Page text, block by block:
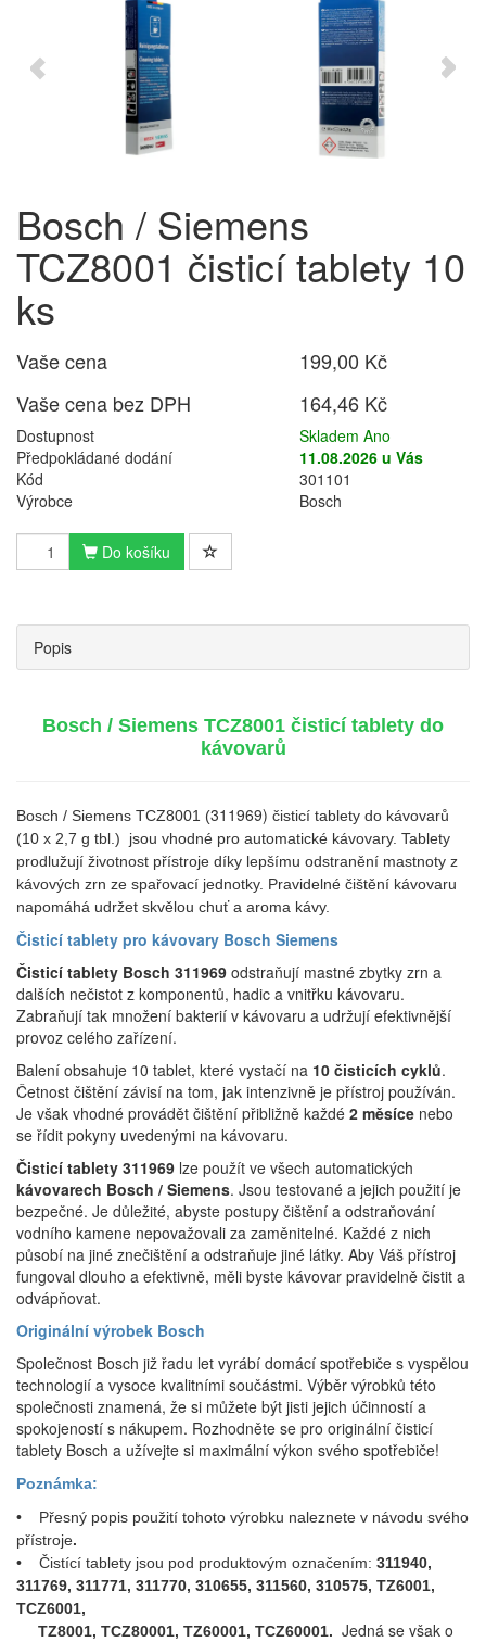
Bosch / Siemens
TCZ8001 čisticí tablety 10
ks
Vaše cena
199,00 Kč
Vaše cena bez DPH
164,46 Kč
Dostupnost
Skladem Ano
Předpokládané dodání
11.08.2026 u Vás
Kód
301101
Výrobce
Bosch
Do košíku
Popis
Bosch / Siemens TCZ8001 čisticí tablety do
kávovarů
Bosch / Siemens TCZ8001 (311969) čisticí tablety do kávovarů
(10 x 2,7 g tbl.) jsou vhodné pro automatické kávovary. Tablety
prodlužují životnost přístroje díky lepšímu odstranění mastnoty z
kávových zrn ze spařovací jednotky. Pravidelné čištění kávovaru
napomáhá udržet skvělou chuť a aroma kávy.
Čisticí tablety pro kávovary Bosch Siemens
Čisticí tablety Bosch 311969 odstraňují mastné zbytky zrn a
dalších nečistot z komponentů, hadic a vnitřku kávovaru.
Zabraňují tak množení bakterií v kávovaru a udržují efektivnější
provoz celého zařízení.
Balení obsahuje 10 tablet, které vystačí na 10 čisticích cyklů.
Četnost čištění závisí na tom, jak intenzivně je přístroj používán.
Je však vhodné provádět čištění přibližně každé 2 měsíce nebo
se řídit pokyny uvedenými na kávovaru.
Čisticí tablety 311969 lze použít ve všech automatických
kávovarech Bosch / Siemens. Jsou testované a jejich použití je
bezpečné. Je důležité, abyste postupy čištění a odstraňování
vodního kamene nepovažovali za zaměnitelné. Každé z nich
působí na jiné znečištění a odstraňuje jiné látky. Aby Váš přístroj
fungoval dlouho a efektivně, měli byste kávovar pravidelně čistit a
odvápňovat.
Originální výrobek Bosch
Společnost Bosch již řadu let vyrábí domácí spotřebiče s vyspělou
technologií a vysoce kvalitními součástmi. Výběr výrobků této
společnosti znamená, že si můžete být jisti jejich účinností a
spokojeností s nákupem. Rozhodněte se pro originální čisticí
tablety Bosch a užívejte si maximální výkon svého spotřebiče!
Poznámka:
• Přesný popis použití tohoto výrobku naleznete v návodu svého
přístroje.
• Čistící tablety jsou pod produktovým označením: 311940,
311769, 311771, 311770, 310655, 311560, 310575, TZ6001,
TCZ6001,
TZ8001, TCZ80001, TZ60001, TCZ60001. Jedná se však o